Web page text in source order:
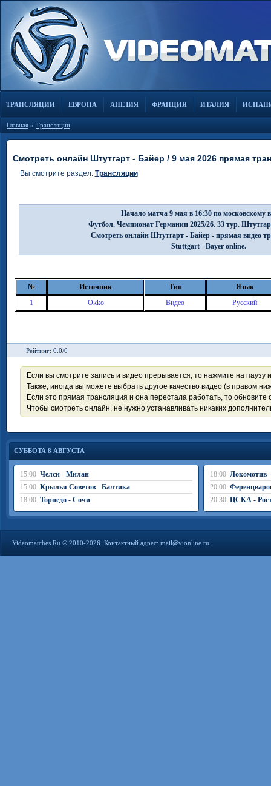
ТРАНСЛЯЦИИ ЕВРОПА АНГЛИЯ ФРАНЦИЯ ИТАЛИЯ
Главная » Трансляции
Смотреть онлайн Штутгарт - Байер / 9 мая 2026 прямая
Вы смотрите раздел: Трансляции
Начало матча 9 мая в 16:30 по московскому
Футбол. Чемпионат Германии 2025/26. 33 тур.
Смотреть онлайн Штутгарт - Байер - прямая видео
Stuttgart - Bayer online.
№ Источник Тип
Язык
1
Okko Видео Русский
Рейтинг: 0.0/0
Если вы смотрите запись и видео прерывается, то нажмите на паузу
Также, иногда вы можете выбрать другое качество видео (в правом
Если это прямая трансляция и она перестала работать, то обновите
Чтобы смотреть онлайн, не нужно устанавливать никаких
СУББОТА 8 АВГУСТА
15:00 Челси - Милан
15:00 Крылья Советов - Балтика
18:00 Торпедо - Сочи
18:00 Локомотив
20:00
20:30 ЦСКА -
Videomatches.Ru © 2010-2026. Контактный адрес: mail@vionline.ru